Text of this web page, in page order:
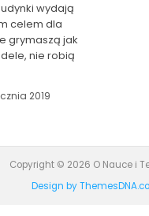
wydają
celem dla
grymaszą jak
nie robią
2019
Copyright © 2026 O Nauce i
Design by